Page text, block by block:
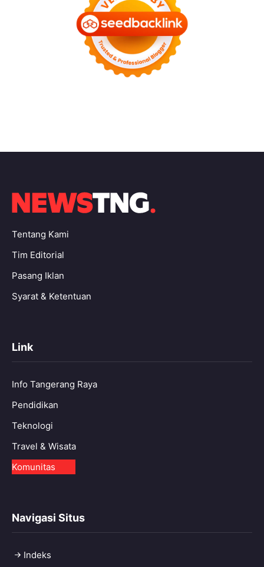
Tentang Kami
Tim Editorial
Pasang Iklan
Syarat & Ketentuan
Link
Info Tangerang Raya
Pendidikan
Teknologi
Travel & Wisata
Komunitas
Navigasi Situs
Indeks